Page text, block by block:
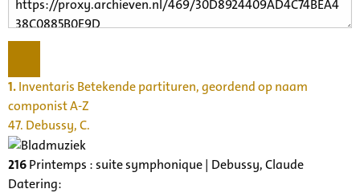
1.Inventaris Betekende partituren, geordend op naam
componist A-Z
47. Debussy, C.
216Printemps : suite symphonique | Debussy, Claude
Datering: